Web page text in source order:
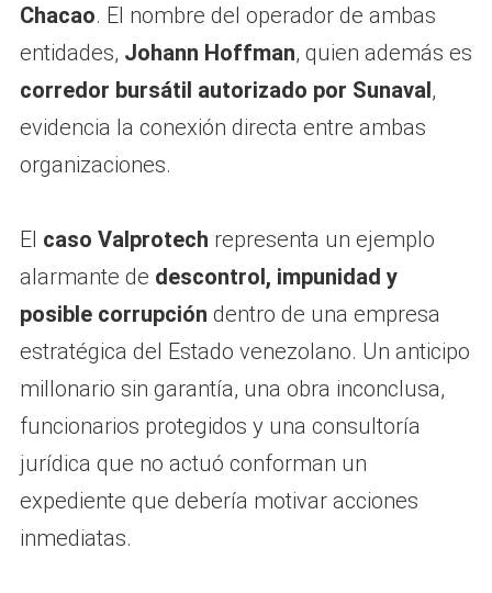
Chacao. El nombre del operador de ambas
entidades, Johann Hoffman, quien además es
corredor bursátil autorizado por Sunaval,
evidencia la conexión directa entre ambas
organizaciones.
El caso Valprotech representa un ejemplo
alarmante de descontrol, impunidad y
posible corrupción dentro de una empresa
estratégica del Estado venezolano. Un anticipo
millonario sin garantía, una obra inconclusa,
funcionarios protegidos y una consultoría
jurídica que no actuó conforman un
expediente que debería motivar acciones
inmediatas.